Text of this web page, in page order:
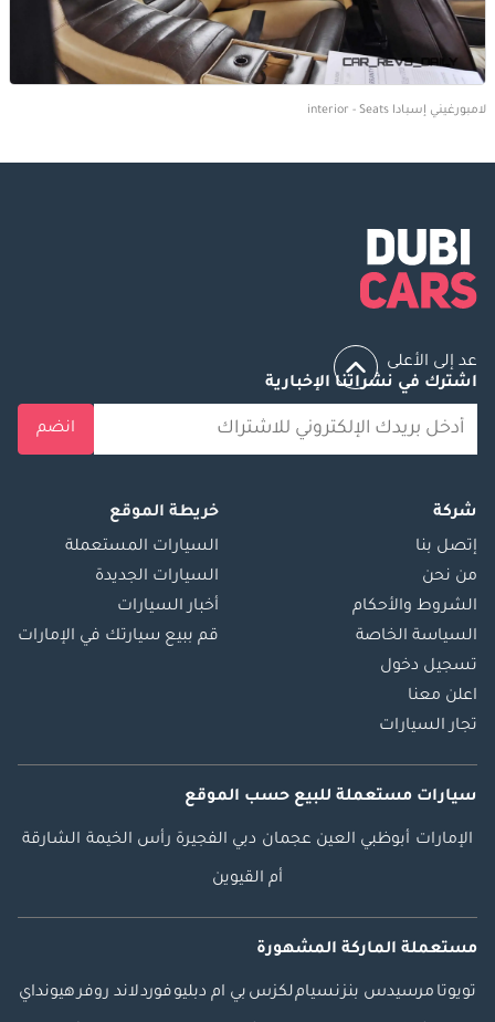
لامبورغيني إسبادا interior - Seats
عد إلى الأعلى
اشترك في نشراتنا الإخبارية
انضم
شركة
إتصل بنا
من نحن
الشروط والأحكام
السياسة الخاصة
تسجيل دخول
اعلن معنا
تجار السيارات
خريطة الموقع
السيارات المستعملة
السيارات الجديدة
أخبار السيارات
قم ببيع سيارتك في الإمارات
سيارات مستعملة للبيع حسب الموقع
الإمارات أبوظبي العين عجمان دبي الفجيرة رأس الخيمة الشارقة
أم القيوين
مستعملة الماركة المشهورة
تويوتا مرسيدس بنزنسياملكزس بي ام دبليوفوردلاند روفرهيونداي